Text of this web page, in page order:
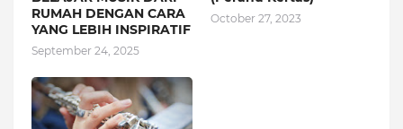
RUMAH DENGAN CARA
YANG LEBIH INSPIRATIF
September 24, 2025
October 27, 2023